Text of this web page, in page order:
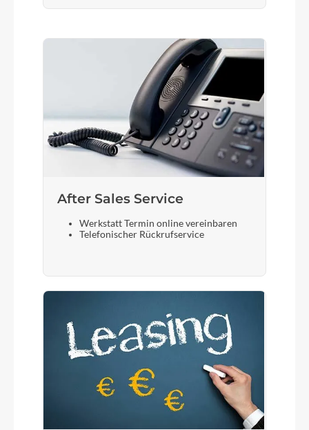
After Sales Service
Werkstatt Termin online vereinbaren
Telefonischer Rückrufservice